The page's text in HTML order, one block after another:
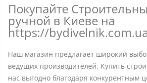
Покупайте
ручной в Киеве на
https://
Наш магазин предлагает широкий
ведущих производителей. Купить
нас выгодно благодаря конкурентным